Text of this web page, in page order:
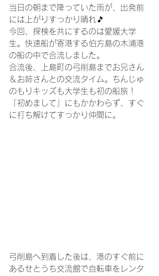
当日の朝まで降っていた雨が、出発前
には上がりすっかり晴れ🎵
今回、探検を共にするのは愛媛大学
生。快速船が寄港する伯方島の木浦港
の船の中で合流しました。
合流後、上島町の弓削島までお兄さん
＆お姉さんとの交流タイム。ちんじゅ
のもりキッズも大学生も初の船旅！
「初めまして」にもかかわらず、すぐ
に打ち解けてすっかり仲間に。
弓削島へ到着した後は、港のすぐ前に
あるせとうち交流館で自転車をレンタ